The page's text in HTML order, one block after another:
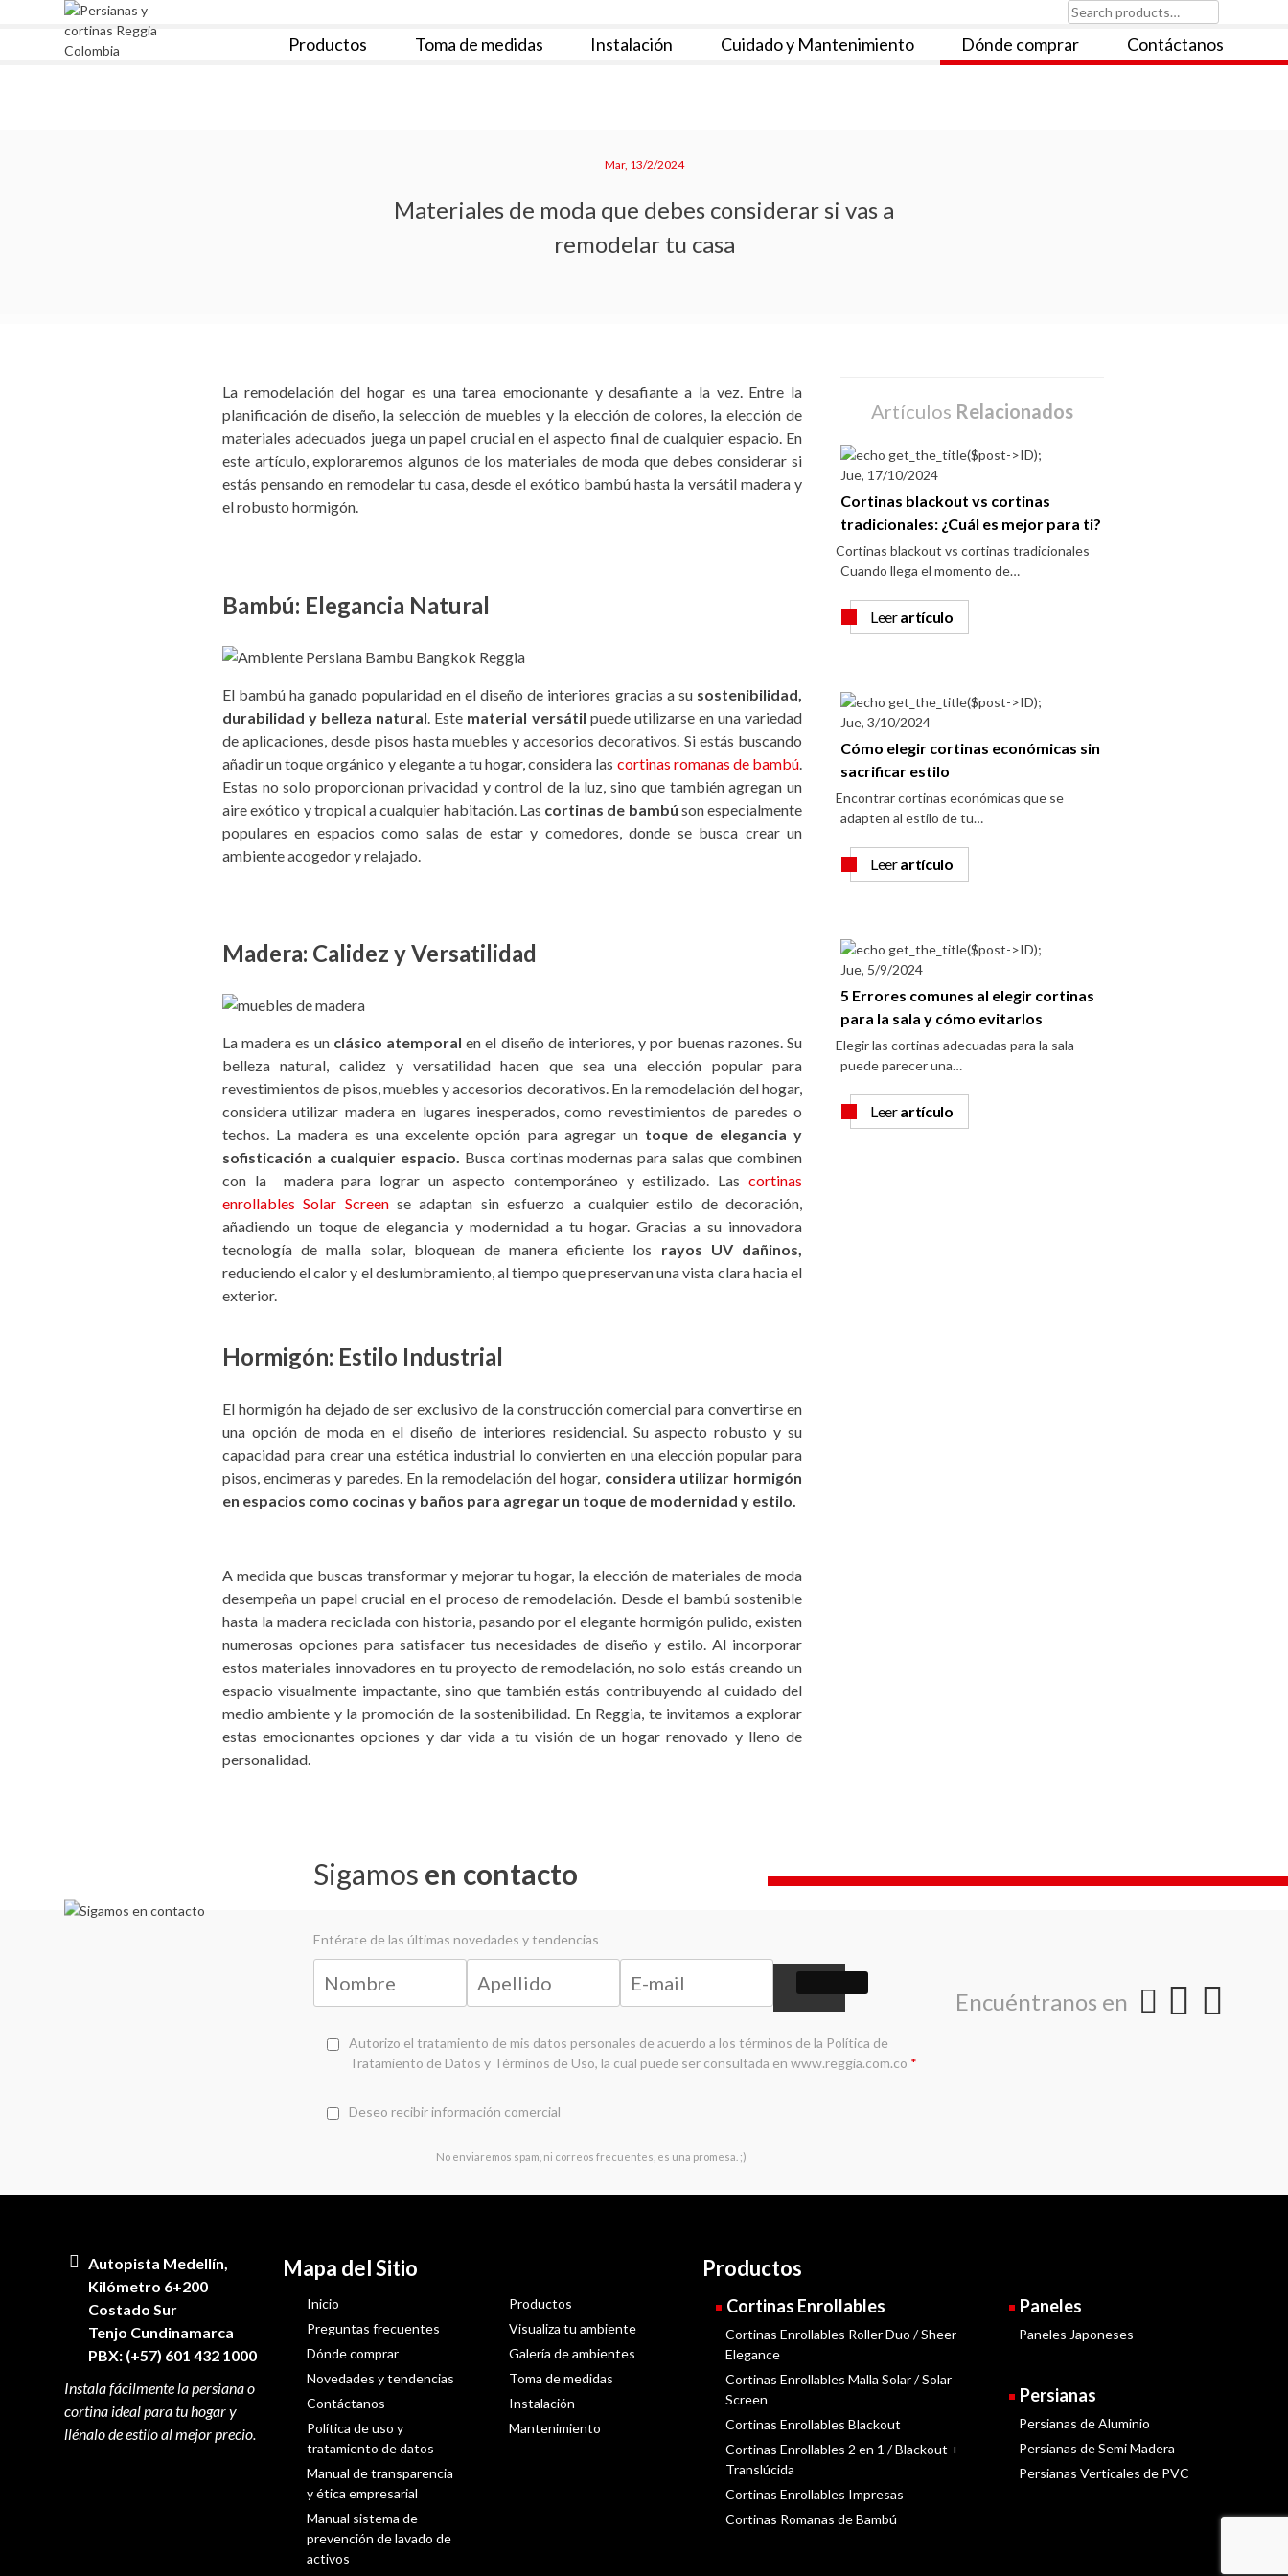
Search
for:
Productos Toma de medidas Instalación Cuidado y Mantenimiento Dónde comprar Contáctanos
Mar, 13/2/2024
Materiales de moda que debes considerar si vas a
remodelar tu casa
La remodelación del hogar es una tarea emocionante y desafiante a la vez. Entre la
planificación de diseño, la selección de muebles y la elección de colores, la elección de
materiales adecuados juega un papel crucial en el aspecto final de cualquier espacio. En
este artículo, exploraremos algunos de los materiales de moda que debes considerar si
estás pensando en remodelar tu casa, desde el exótico bambú hasta la versátil madera y
el robusto hormigón.
Bambú: Elegancia Natural
El bambú ha ganado popularidad en el diseño de interiores gracias a susostenibilidad,
durabilidad y belleza natural . Este material versátil puede utilizarse en una variedad
de aplicaciones, desde pisos hasta muebles y accesorios decorativos. Si estás buscando
añadir un toque orgánico y elegante a tu hogar, considera las cortinas romanas de bambú
Estas no solo proporcionan privacidad y control de la luz, sino que también agregan un
aire exótico y tropical a cualquier habitación. Las cortinas de bambú son especialmente
populares en espacios como salas de estar y comedores, donde se busca crear un
ambiente acogedor y relajado.
Madera: Calidez y Versatilidad
La madera es un clásico atemporalen el diseño de interiores, y por buenas razones. Su
belleza natural, calidez y versatilidad hacen que sea una elección popular para
revestimientos de pisos, muebles y accesorios decorativos. En la remodelación del hogar,
considera utilizar madera en lugares inesperados, como revestimientos de paredes o
techos. La madera es una excelente opción para agregar untoque de elegancia y
sofisticación a cualquier espacio. Busca cortinas modernas para salas que combinen
con la madera para lograr un aspecto contemporáneo y estilizado. Las cortinas
enrollables Solar Screense adaptan sin esfuerzo a cualquier estilo de decoración,
añadiendo un toque de elegancia y modernidad a tu hogar. Gracias a su innovadora
tecnología de malla solar, bloquean de manera eficiente los rayos UV dañinos,
reduciendo el calor y el deslumbramiento, al tiempo que preservan una vista clara hacia el
exterior.
Hormigón: Estilo Industrial
El hormigón ha dejado de ser exclusivo de la construcción comercial para convertirse en
una opción de moda en el diseño de interiores residencial. Su aspecto robusto y su
capacidad para crear una estética industrial lo convierten en una elección popular para
pisos, encimeras y paredes. En la remodelación del hogar, considera utilizar hormigón
en espacios como cocinas y baños para agregar un toque de modernidad y estilo.
A medida que buscas transformar y mejorar tu hogar, la elección de materiales de moda
desempeña un papel crucial en el proceso de remodelación. Desde el bambú sostenible
hasta la madera reciclada con historia, pasando por el elegante hormigón pulido, existen
numerosas opciones para satisfacer tus necesidades de diseño y estilo. Al incorporar
estos materiales innovadores en tu proyecto de remodelación, no solo estás creando un
espacio visualmente impactante, sino que también estás contribuyendo al cuidado del
medio ambiente y la promoción de la sostenibilidad. En Reggia, te invitamos a explorar
estas emocionantes opciones y dar vida a tu visión de un hogar renovado y lleno de
personalidad.
Artículos Relacionados
Jue, 17/10/2024
Cortinas blackout vs cortinas
tradicionales: ¿Cuál es mejor para ti?
Cortinas blackout vs cortinas tradicionales
Cuando llega el momento de…
Leerartículo
Jue, 3/10/2024
Cómo elegir cortinas económicas sin
sacrificar estilo
Encontrar cortinas económicas que se
adapten al estilo de tu…
Leerartículo
Jue, 5/9/2024
5 Errores comunes al elegir cortinas
para la sala y cómo evitarlos
Elegir las cortinas adecuadas para la sala
puede parecer una…
Leerartículo
Sigamos en contacto
Entérate de las últimas novedades y tendencias
Autorizo el tratamiento de mis datos personales de acuerdo a los términos de la Política de
Tratamiento de Datos y Términos de Uso, la cual puede ser consultada enwww.reggia.com.co *
Deseo recibir información comercial
No enviaremos spam, ni correos frecuentes, es una promesa. ;)
Encuéntranos en
Autopista Medellín,
Kilómetro 6+200
Costado Sur
Tenjo Cundinamarca
PBX: (+57) 601 432 1000
Mapa del Sitio
Inicio
Preguntas frecuentes
Dónde comprar
Novedades y tendencias
Contáctanos
Política de uso y
tratamiento de datos
Manual de transparencia
y ética empresarial
Manual sistema de
prevención de lavado de
activos
Productos
Visualiza tu ambiente
Galería de ambientes
Toma de medidas
Instalación
Mantenimiento
Productos
Cortinas Enrollables
Cortinas Enrollables Roller Duo / Sheer
Elegance
Cortinas Enrollables Malla Solar / Solar
Screen
Cortinas Enrollables Blackout
Cortinas Enrollables 2 en 1 / Blackout +
Translúcida
Cortinas Enrollables Impresas
Cortinas Romanas de Bambú
Paneles
Paneles Japoneses
Persianas
Persianas de Aluminio
Persianas de Semi Madera
Persianas Verticales de PVC